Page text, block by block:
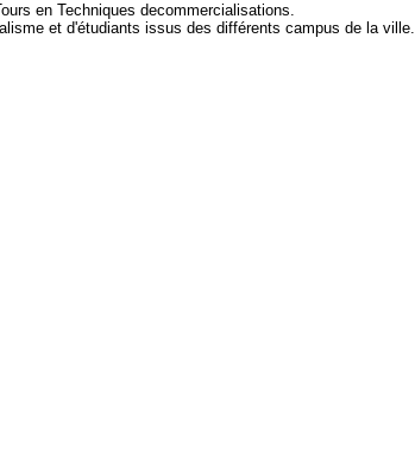
en Techniques decommercialisations.
et d'étudiants issus des différents campus de la ville.